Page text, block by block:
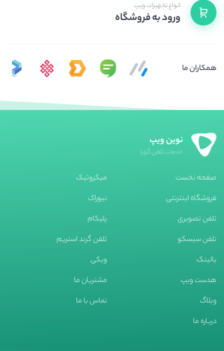
انواع تجهیزات ویپ
ورود به فروشگاه
همکاران ما
نوین ویپ
خدمات تلفن گویا
صفحه نخست
فروشگاه اینترنتی
تلفن تصویری
تلفن سیسکو
یالینک
هدست ویپ
وبلاگ
درباره ما
میکروتیک
نیوراک
پلیکام
تلفن گرند استریم
ویکی
مشتریان ما
تماس با ما